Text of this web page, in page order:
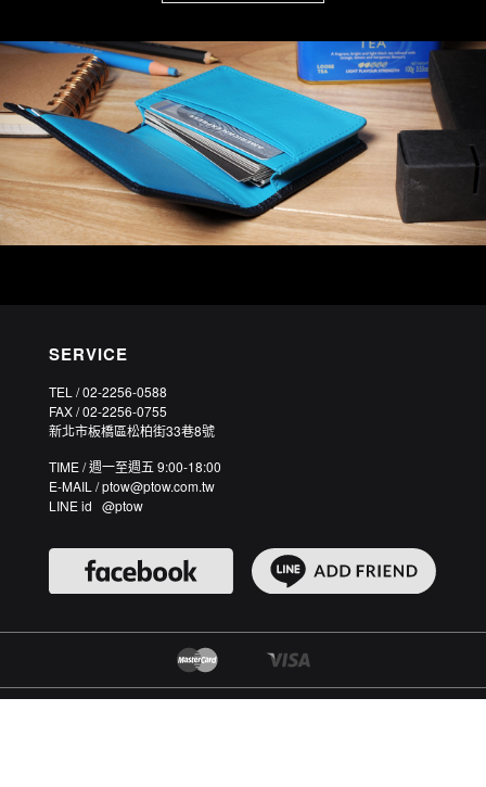
SERVICE
TEL / 02-2256-0588
FAX / 02-2256-0755
新北市板橋區松柏街33巷8號
TIME / 週一至週五 9:00-18:00
E-MAIL / ptow@ptow.com.tw
LINE id @ptow